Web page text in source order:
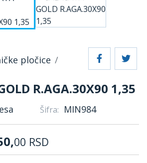
pločice
R.AGA.30X90 1,35
Šifra: MIN984
00 RSD